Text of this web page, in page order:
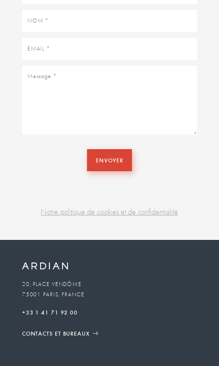
Nom
Email
Message
ENVOYER
Notre politique de cookies et de confidentialité
unit
To
email
20, PLACE VENDÔME
75001 PARIS, FRANCE
+33 1 41 71 92 00
CONTACTS ET BUREAUX